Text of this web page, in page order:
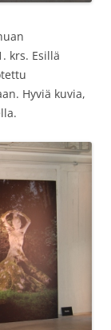
krs. Esillä
Hyviä kuvia,